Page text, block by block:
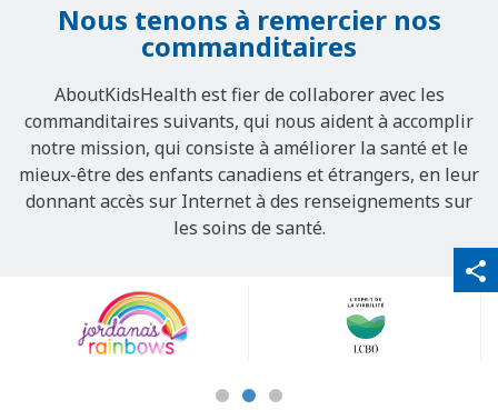
share
qr_code_scanner
content_copy
Nous tenons à remercier nos
commanditaires
AboutKidsHealth est fier de collaborer avec les
commanditaires suivants, qui nous aident à accomplir
notre mission, qui consiste à améliorer la santé et le
mieux-être des enfants canadiens et étrangers, en leur
donnant accès sur Internet à des renseignements sur
les soins de santé.
Sponsors